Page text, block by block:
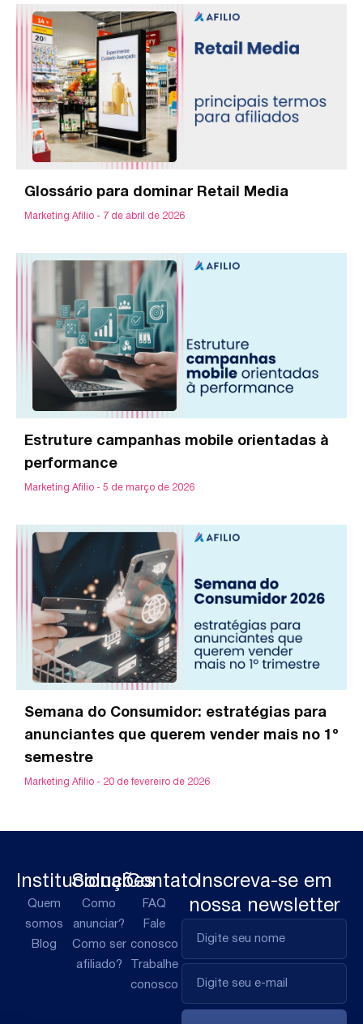
Glossário para dominar Retail Media
Marketing Afilio 7 de abril de 2026
Estruture campanhas mobile orientadas à
performance
Marketing Afilio 5 de março de 2026
Semana do Consumidor: estratégias para
anunciantes que querem vender mais no 1º
semestre
Marketing Afilio 20 de fevereiro de 2026
Institucional
Quem
somos
Blog
Soluções
Como
anunciar?
Como ser
afiliado?
Contato
FAQ
Fale
conosco
Trabalhe
conosco
Inscreva-se em
nossa newsletter